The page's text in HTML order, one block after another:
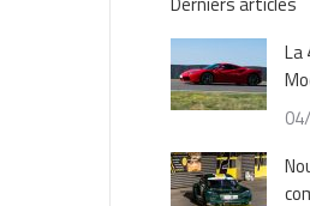
La